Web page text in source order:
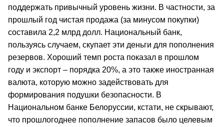
поддержать привычный уровень жизни. В частности, за
прошлый год чистая продажа (за минусом покупки)
составила 2,2 млрд долл. Национальный банк,
пользуясь случаем, скупает эти деньги для пополнения
резервов. Хороший темп роста показал в прошлом
году и экспорт – порядка 20%, а это также иностранная
валюта, которую можно задействовать для
формирования подушки безопасности. В
Национальном банке Белоруссии, кстати, не скрывают,
что прошлогоднее пополнение запасов было целевым